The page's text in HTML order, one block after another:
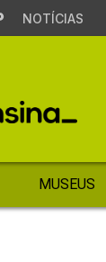
NOTÍCIAS
MUSEUS